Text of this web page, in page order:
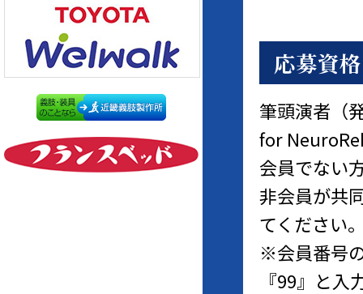
応募資格
筆頭演者（
for
会員でない
非会員が共
てください
※会員番号
『99』と入